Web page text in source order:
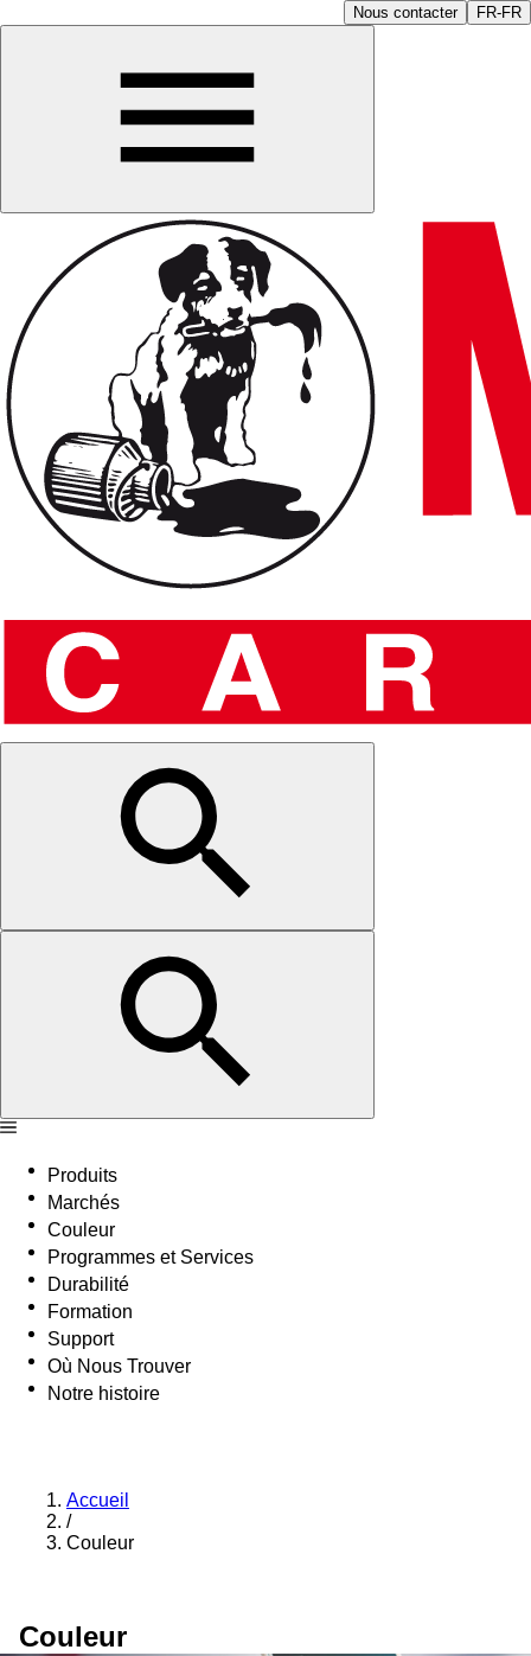
Nous contacter FR-FR
Produits
Marchés
Couleur
Programmes et Services
Durabilité
Formation
Support
Où Nous Trouver
Notre histoire
Accueil
/
Couleur
Couleur